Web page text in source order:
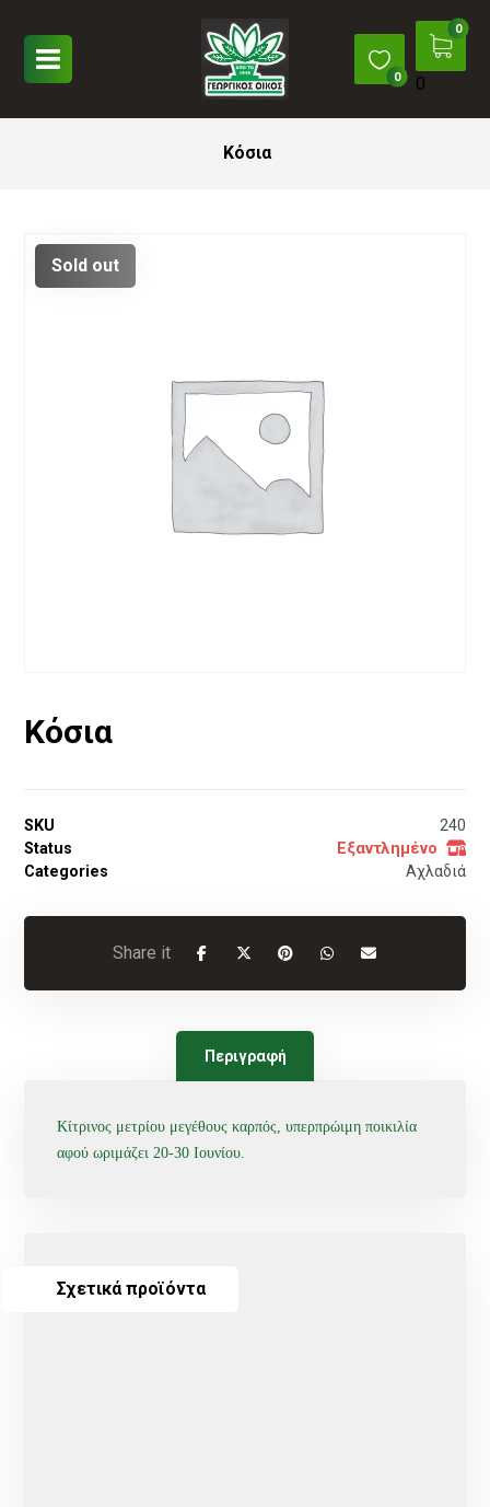
0
Κόσια
Sold out
Κόσια
SKU
240
Status
Εξαντλημένο
Categories
Αχλαδιά
Περιγραφή
Κίτρινος μετρίου μεγέθους καρπός, υπερπρώιμη ποικιλία
αφού ωριμάζει 20-30 Ιουνίου.
Σχετικά προϊόντα